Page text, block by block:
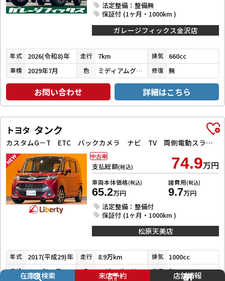
法定整備：整備無
保証付 (1ヶ月・1000km )
ガレージフィックス金沢店
年式 2026(令和8)年 走行 7km 排気 660cc
車検 2029年7月 色 ミディアムグレー 修復 無
お問い合わせ 詳細はこちら
トヨタ タンク
カスタムG－T ETC バックカメラ ナビ TV 両側電動スライドドア クリアランスソナー オートクルーズコントロール 衝突被害軽減システム アルミホイール LEDヘッドランプ スマートキー
支払総額(税込) 74.9万円
車両本体価格(税込)
65.2万円
諸費用(税込)
9.7万円
法定整備：整備付
保証付 (1ヶ月・1000km )
中古車
松原天美店
年式 2017(平成29)年 走行 8.9万km 排気 1000cc
車検 2026年12月 色 マゼンダベリーマイカメタリック／ブラックマイカメタリック 修復 無
在庫車検索 来店予約 店舗情報